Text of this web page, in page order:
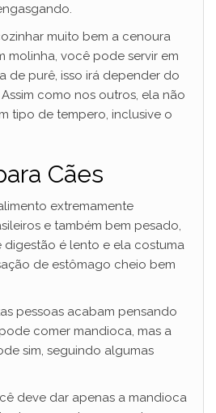
muito bem a cenoura
molinha, você pode servir em
de purê, isso irá depender do
como nos outros, ela não
tipo de tempero, inclusive o
Cães
extremamente
e também bem pesado,
digestão é lento e ela costuma
de estômago cheio bem
pessoas acabam pensando
comer mandioca, mas a
sim, seguindo algumas
deve dar apenas a mandioca